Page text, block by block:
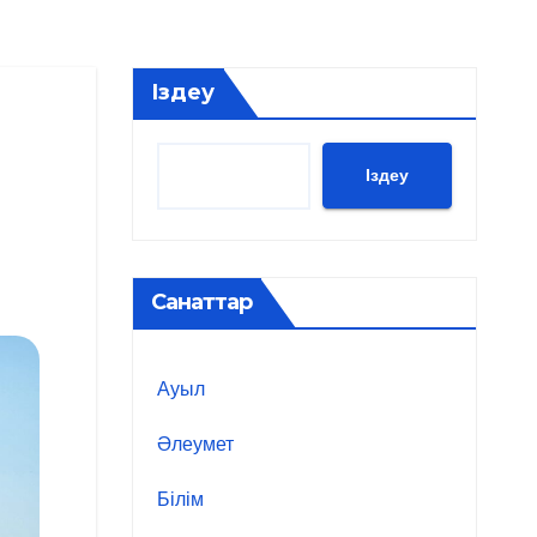
Іздеу
Іздеу
Санаттар
Ауыл
Әлеумет
Білім